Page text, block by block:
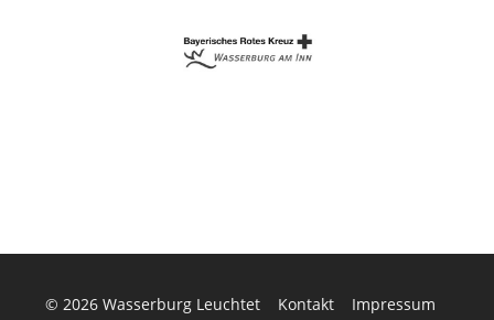
© 2026 Wasserburg Leuchtet Kontakt
Impressum